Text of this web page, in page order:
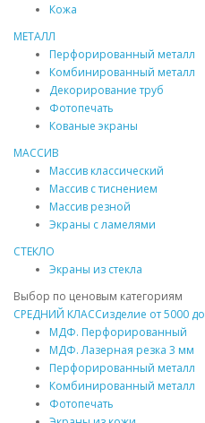
Кожа
МЕТАЛЛ
Перфорированный металл
Комбинированный металл
Декорирование труб
Фотопечать
Кованые экраны
МАССИВ
Массив классический
Массив с тиснением
Массив резной
Экраны с ламелями
СТЕКЛО
Экраны из стекла
Выбор по ценовым категориям
СРЕДНИЙ КЛАССизделие от5000 до
МДФ. Перфорированный
МДФ. Лазерная резка 3 мм
Перфорированный металл
Комбинированный металл
Фотопечать